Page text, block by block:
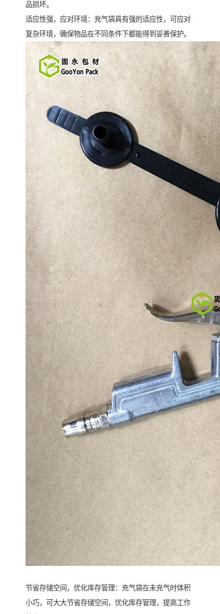
品损坏。
适应性强，应对环境：充气袋具有强的适应性，可应对
复杂环境，确保物品在不同条件下都能得到妥善保护。
节省存储空间，优化库存管理：充气袋在未充气时体积
小巧，可大大节省存储空间，优化库存管理，提高工作